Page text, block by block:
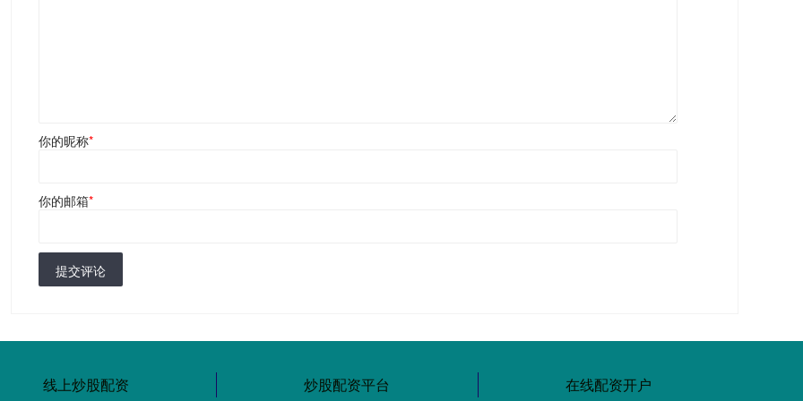
你的昵称*
你的邮箱*
提交评论
线上炒股配资 炒股配资平台 在线配资开户